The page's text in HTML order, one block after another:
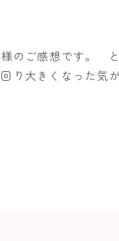
様のご感想です。
回り大きくなった